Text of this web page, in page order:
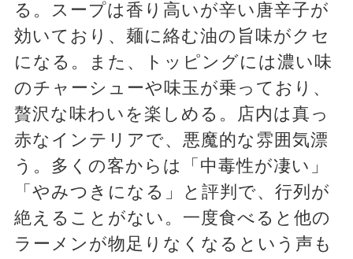
る。スープは香り高いが辛い唐辛子が
効いており、麺に絡む油の旨味がクセ
になる。また、トッピングには濃い味
のチャーシューや味玉が乗っており、
贅沢な味わいを楽しめる。店内は真っ
赤なインテリアで、悪魔的な雰囲気漂
う。多くの客からは「中毒性が凄い」
「やみつきになる」と評判で、行列が
絶えることがない。一度食べると他の
ラーメンが物足りなくなるという声も